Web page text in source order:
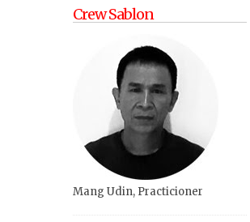
Crew Sablon
Mang Udin, Practicioner